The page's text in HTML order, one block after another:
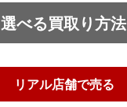
選べる買取り方法
リアル店舗で売る